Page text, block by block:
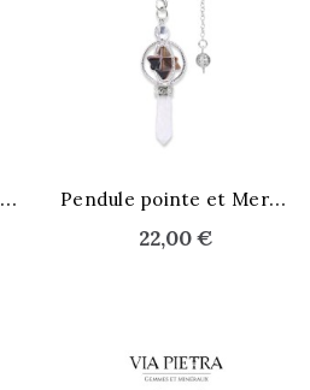
P
endule Thot Œil de Tigre P
endule pointe et Merkaba
22,00 €